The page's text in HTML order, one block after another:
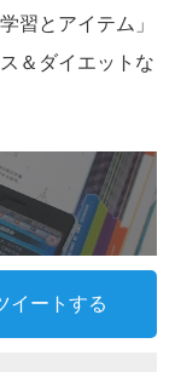
習とアイテム」
＆ダイエットな
イートする